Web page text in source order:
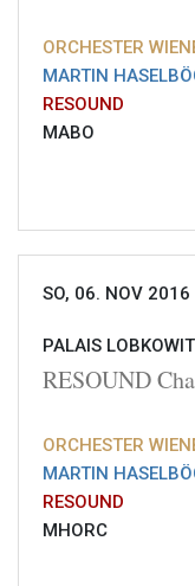
ORCHESTER
MARTIN
RESOUND
MABO
SO, 06. NOV 2016
PALAIS
RESOUND
ORCHESTER
MARTIN
RESOUND
MHORC